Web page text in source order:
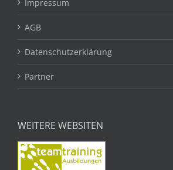
Impressum
AGB
Datenschutzerklärung
Partner
WEITERE WEBSITEN